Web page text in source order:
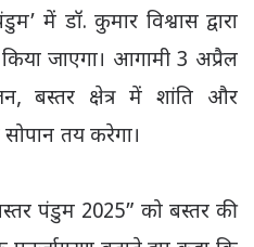
में डॉ. कुमार विश्वास द्वारा
जाएगा। आगामी 3 अप्रैल
बस्तर क्षेत्र में शांति और
तय करेगा।
पंडुम 2025” को बस्तर की